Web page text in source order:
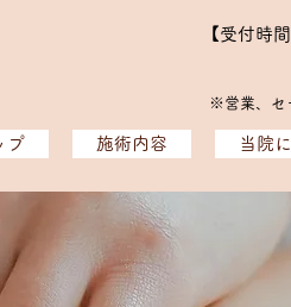
【受付時
※​営業、セ
プ 施術内容 当院